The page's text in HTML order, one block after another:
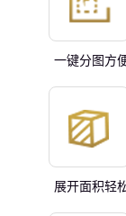
一键分图方
展开面积轻